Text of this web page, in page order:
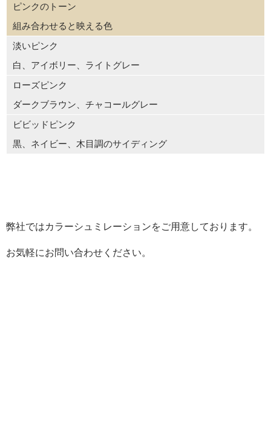
ピンクのトーン
組み合わせると映える色
淡いピンク
白、アイボリー、ライトグレー
ローズピンク
ダークブラウン、チャコールグレー
ビビッドピンク
黒、ネイビー、木目調のサイディング
弊社ではカラーシュミレーションをご用意しております。
お気軽にお問い合わせください。